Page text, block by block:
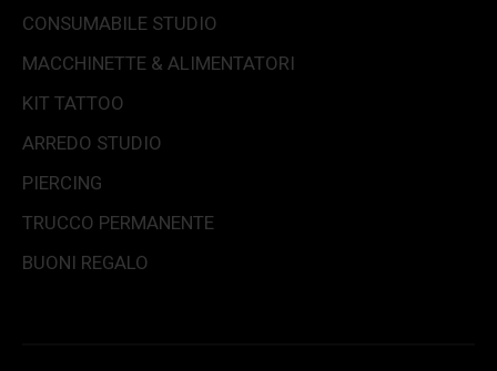
CONSUMABILE STUDIO
MACCHINETTE & ALIMENTATORI
KIT TATTOO
ARREDO STUDIO
PIERCING
TRUCCO PERMANENTE
BUONI REGALO